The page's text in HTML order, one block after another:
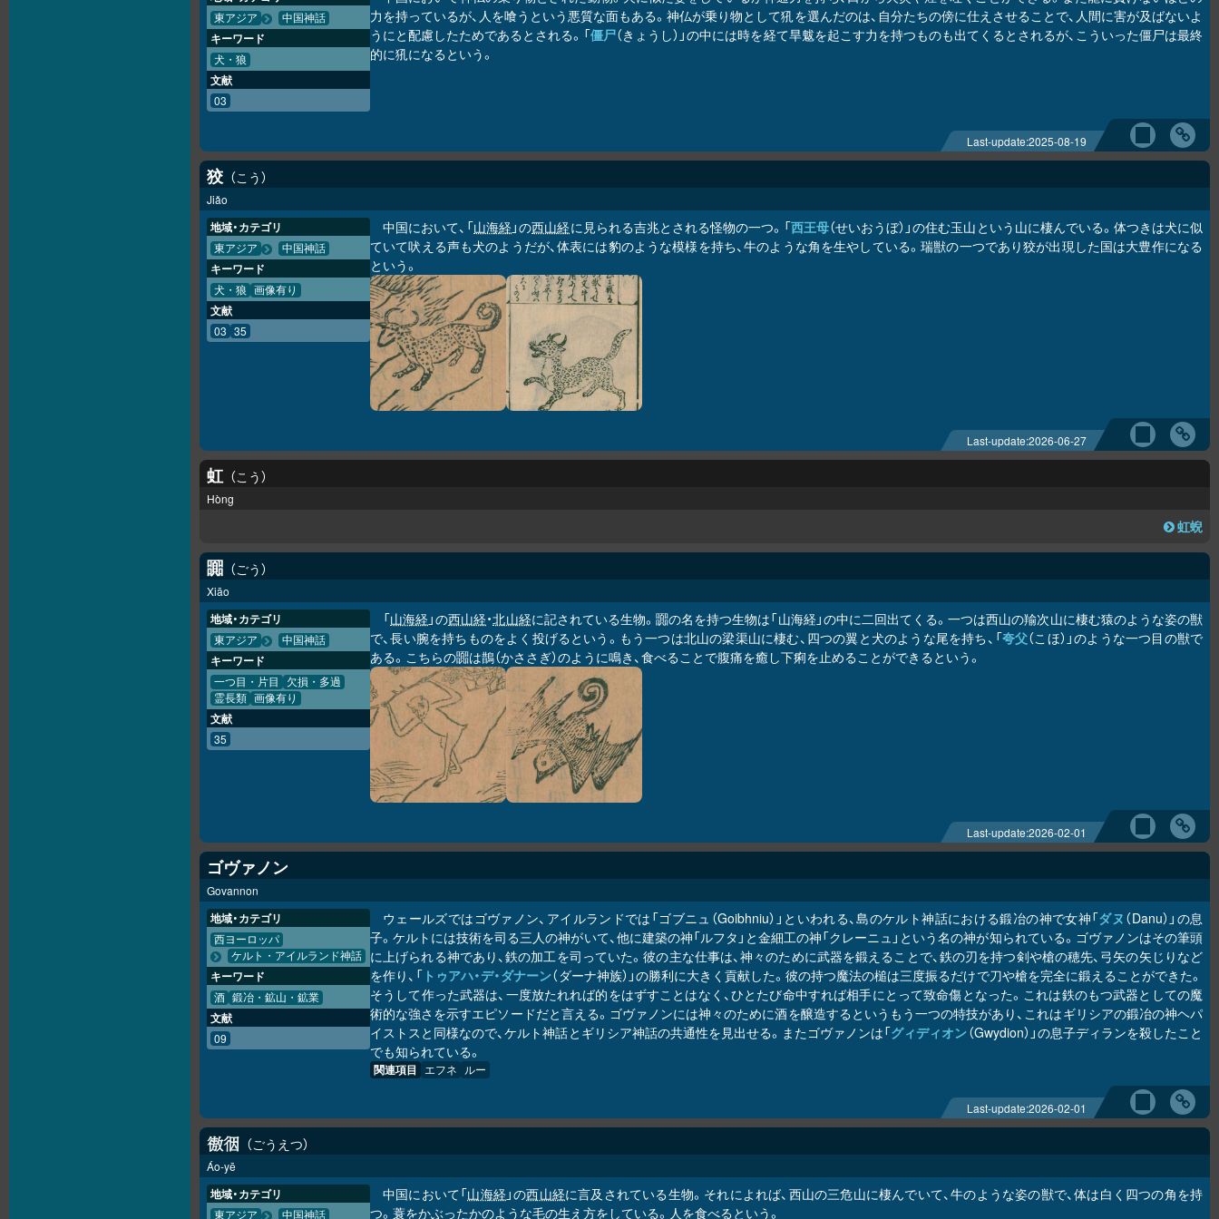
力を持っているが、人を喰うという悪質な面もある。神仏が乗り物として犼を選んだのは、自分たちの傍に仕えさせることで、人間に害が及ばないよ
うにと配慮したためであるとされる。「僵尸（きょうし）」の中には時を経て旱魃を起こす力を持つものも出てくるとされるが、こういった僵尸は最終
的に犼になるという。
東アジア 中国神話
キーワード
犬・狼
文献
03
Last-update:2025-08-19
狡 こう
Jiǎo
中国において、「山海経 」の西山経に見られる吉兆とされる怪物の一つ。「西王母（せいおうぼ）」の住む玉山という山に棲んでいる。体つきは犬に似
ていて吠える声も犬のようだが、体表には豹のような模様を持ち、牛のような角を生やしている。瑞獣の一つであり狡が出現した国は大豊作になる
という。
地域・カテゴリ
東アジア 中国神話
キーワード
犬・狼 画像有り
文献
03 35
Last-update:2026-06-27
虹 こう
Hòng
虹蜺
嚻 ごう
Xiāo
「山海経 」の西山経・北山経に記されている生物。嚻の名を持つ生物は「山海経」の中に二回出てくる。一つは西山の羭次山に棲む猿のような姿の獣
で、長い腕を持ちものをよく投げるという。もう一つは北山の梁渠山に棲む、四つの翼と犬のような尾を持ち、「夸父（こほ）」のような一つ目の獣で
ある。こちらの嚻は鵲（かささぎ）のように鳴き、食べることで腹痛を癒し下痢を止めることができるという。
地域・カテゴリ
東アジア 中国神話
キーワード
一つ目・片目
欠損・多過
霊長類 画像有り
文献
35
Last-update:2026-02-01
ゴヴァノン
Govannon
ウェールズではゴヴァノン、アイルランドでは「ゴブニュ（Goibhniu）」といわれる、島のケルト神話における鍛冶の神で女神「ダヌ （Danu）」の息
子。ケルトには技術を司る三人の神がいて、他に建築の神「ルフタ」と金細工の神「クレーニュ」という名の神が知られている。ゴヴァノンはその筆頭
に上げられる神であり、鉄の加工を司っていた。彼の主な仕事は、神々のために武器を鍛えることで、鉄の刃を持つ剣や槍の穂先、弓矢の矢じりなど
を作り、「 トゥアハ・デ・ダナーン（ダーナ神族）」の勝利に大きく貢献した。彼の持つ魔法の槌は三度振るだけで刀や槍を完全に鍛えることができた。
そうして作った武器は、一度放たれれば的をはずすことはなく、ひとたび命中すれば相手にとって致命傷となった。これは鉄のもつ武器としての魔
術的な強さを示すエピソードだと言える。ゴヴァノンには神々のために酒を醸造するというもう一つの特技があり、これはギリシアの鍛冶の神ヘパ
イストスと同様なので、ケルト神話とギリシア神話の共通性を見出せる。またゴヴァノンは「グィディオン （Gwydion）」の息子ディランを殺したこと
でも知られている。
関連項目 エフネ ルー
地域・カテゴリ
西ヨーロッパ
ケルト・アイルランド神話
キーワード
酒 鍛冶・鉱山・鉱業
文献
09
Last-update:2026-02-01
𢕟𢓨 ごうえつ
Áo-yē
中国において「山海経 」の西山経に言及されている生物。それによれば、西山の三危山に棲んでいて、牛のような姿の獣で、体は白く四つの角を持
つ。蓑をかぶったかのような毛の生え方をしている。人を食べるという。
地域・カテゴリ
東アジア 中国神話